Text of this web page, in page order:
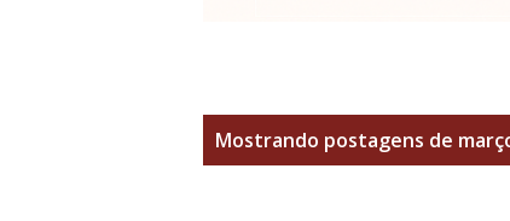
Mostrando postagens de